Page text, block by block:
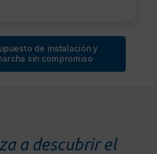
de instalación y
sin compromiso
a descubrir el